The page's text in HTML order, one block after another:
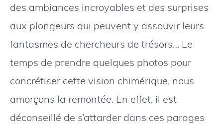
des ambiances incroyables et des surprises
aux plongeurs qui peuvent y assouvir leurs
fantasmes de chercheurs de trésors… Le
temps de prendre quelques photos pour
concrétiser cette vision chimérique, nous
amorçons la remontée. En effet, il est
déconseillé de s’attarder dans ces parages